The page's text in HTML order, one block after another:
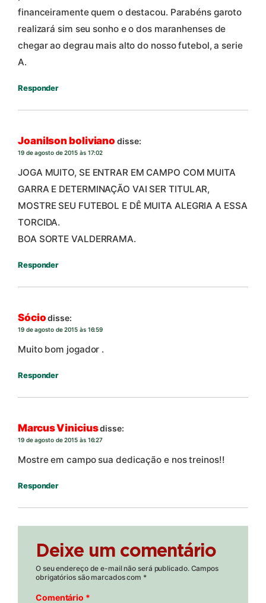
financeiramente quem o destacou. Parabéns garoto
realizará sim seu sonho e o dos maranhenses de
chegar ao degrau mais alto do nosso futebol, a serie
A.
Responder
Joanilson boliviano disse:
19 de agosto de 2015 às 17:02
JOGA MUITO, SE ENTRAR EM CAMPO COM MUITA
GARRA E DETERMINAÇÃO VAI SER TITULAR,
MOSTRE SEU FUTEBOL E DÊ MUITA ALEGRIA A ESSA
TORCIDA.
BOA SORTE VALDERRAMA.
Responder
Sócio disse:
19 de agosto de 2015 às 16:59
Muito bom jogador .
Responder
Marcus Viniciusdisse:
19 de agosto de 2015 às 16:27
Mostre em campo sua dedicação e nos treinos!!
Responder
Deixe um comentário
O seu endereço de e-mail não será publicado. Campos
obrigatórios são marcados com *
Comentário *